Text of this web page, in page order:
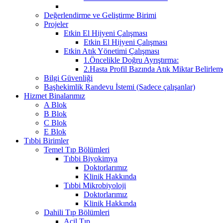
Değerlendirme ve Geliştirme Birimi
Projeler
Etkin El Hijyeni Çalışması
Etkin El Hijyeni Çalışması
Etkin Atık Yönetimi Çalışması
1.Öncelikle Doğru Ayrıştırma:
2.Hasta Profil Bazında Atık Miktar
Bilgi Güvenliği
Başhekimlik Randevu İstemi (Sadece çalışanlar)
Hizmet Binalarımız
A Blok
B Blok
C Blok
E Blok
Tıbbi Birimler
Temel Tıp Bölümleri
Tıbbi Biyokimya
Doktorlarımız
Klinik Hakkında
Tıbbi Mikrobiyoloji
Doktorlarımız
Klinik Hakkında
Dahili Tıp Bölümleri
Acil Tıp